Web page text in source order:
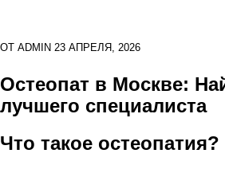
ОТ ADMIN 23 АПРЕЛЯ, 2026
Остеопат в Москве:
лучшего специалиста
Что такое остеопатия?